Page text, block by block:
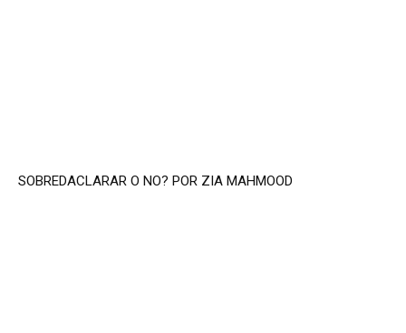
SOBREDACLARAR O NO? POR ZIA MAHMOOD